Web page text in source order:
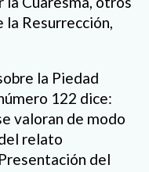
la Resurrección,
la Piedad
122 dice:
valoran de modo
relato
del